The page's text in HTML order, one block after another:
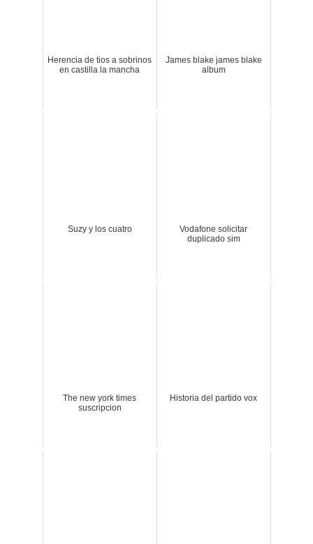
Herencia de tios a sobrinos
en castilla la mancha
James blake james blake
album
Suzy y los cuatro
Vodafone solicitar
duplicado sim
The new york times
suscripcion
Historia del partido vox